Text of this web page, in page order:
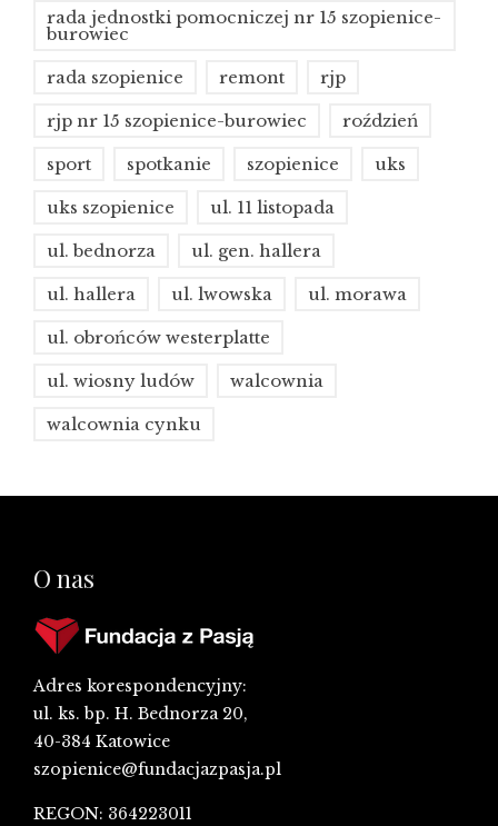
rada jednostki pomocniczej nr 15 szopienice-
burowiec
rada szopienice remont rjp
rjp nr 15 szopienice-burowiec roździeń
sport spotkanie szopienice uks
uks szopienice ul. 11 listopada
ul. bednorza ul. gen. hallera
ul. hallera ul. lwowska ul. morawa
ul. obrońców westerplatte
ul. wiosny ludów walcownia
walcownia cynku
O nas
Adres korespondencyjny:
ul. ks. bp. H. Bednorza 20,
40-384 Katowice
szopienice@fundacjazpasja.pl
REGON: 364223011